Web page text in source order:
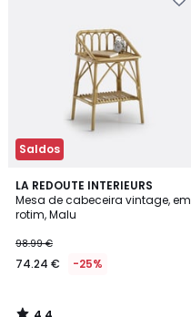
Saldos
LA REDOUTE INTERIEURS
Mesa de cabeceira vintage, em
rotim, Malu
98.99 €
74.24 € -25%
4,4
/ 5